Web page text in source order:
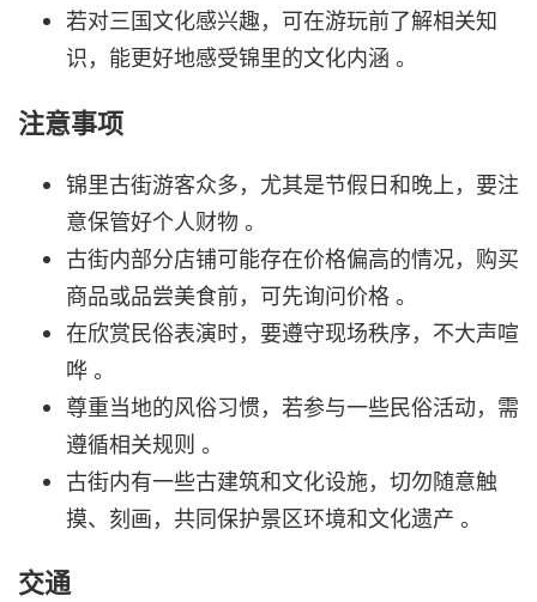
若对三国文化感兴趣，可在游玩前了解相关知
识，能更好地感受锦里的文化内涵 。
注意事项
锦里古街游客众多，尤其是节假日和晚上，要注
意保管好个人财物 。
古街内部分店铺可能存在价格偏高的情况，购买
商品或品尝美食前，可先询问价格 。
在欣赏民俗表演时，要遵守现场秩序，不大声喧
哗 。
尊重当地的风俗习惯，若参与一些民俗活动，需
遵循相关规则 。
古街内有一些古建筑和文化设施，切勿随意触
摸、刻画，共同保护景区环境和文化遗产 。
交通